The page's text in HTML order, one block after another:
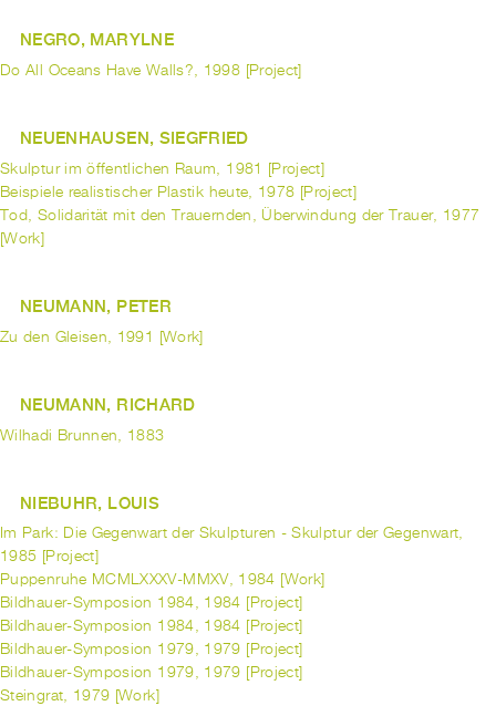
NEGRO, MARYLNE
Do All Oceans Have Walls?, 1998 [Project]
NEUENHAUSEN, SIEGFRIED
Skulptur im öffentlichen Raum, 1981 [Project]
Beispiele realistischer Plastik heute, 1978 [Project]
Tod, Solidarität mit den Trauernden, Überwindung der Trauer, 1977
[Work]
NEUMANN, PETER
Zu den Gleisen, 1991 [Work]
NEUMANN, RICHARD
Wilhadi Brunnen, 1883
NIEBUHR, LOUIS
Im Park: Die Gegenwart der Skulpturen - Skulptur der Gegenwart,
1985 [Project]
Puppenruhe MCMLXXXV-MMXV, 1984 [Work]
Bildhauer-Symposion 1984, 1984 [Project]
Bildhauer-Symposion 1984, 1984 [Project]
Bildhauer-Symposion 1979, 1979 [Project]
Bildhauer-Symposion 1979, 1979 [Project]
Steingrat, 1979 [Work]